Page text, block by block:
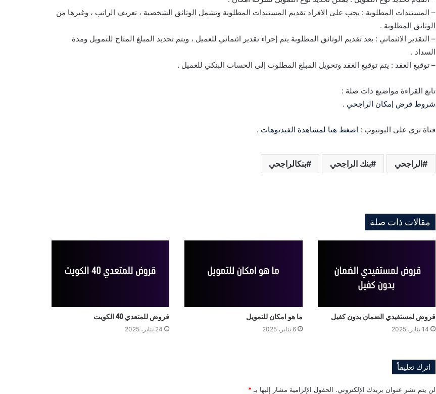
– المستندات المطلوبة : يجب على الافراد تقديم المستندات المطلوبة وتشمل الوثائق الشخصية ، تعريف الراتب ، وغيرها من
الوثائق المطلوبة .
– التقدير الائتماني : بعد تقديم الوثائق المطلوبة يتم إجراء تقدير ائتماني للعميل ، ويتم تحديد المبلغ المتاح للتمويل ومدة
السداد .
– توقيع العقد : يتم توقيع العقد وتحويل المبلغ المطلوب إلى الحساب البنكي للعميل .
تابع القراءة مواضيع ذات صلة :
شروط قرض إمكان الراجحي .
قناة ثري على اليوتيوب : اضغط هنا لمشاهدة الفيديوهات .
الراجحي بنك الراجحي بنكالراجحي
مقالات ذات صلة
قروض لمستفيدي الضمان بدون كفيل
14 يناير، 2025
ما هو امكان للتمويل
6 يناير، 2025
قروض للمتعدي 40 الكويت
24 يناير، 2025
اترك تعليقاً
لن يتم نشر عنوان بريدك الإلكتروني. الحقول الإلزامية مشار إليها بـ *